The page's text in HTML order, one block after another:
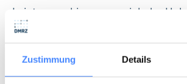
Zustimmung Details
Leistungserbinger – sprich der
installiert, sondern auf den
Medizinrechenzentrums. Nachdem